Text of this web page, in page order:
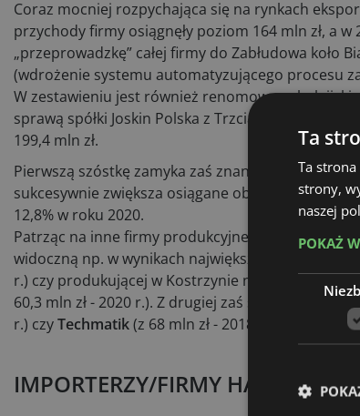
Coraz mocniej rozpychająca się na rynkach
przychody firmy osiągnęły poziom 164 mln zł, a w
„przeprowadzkę” całej firmy do Zabłudowa koło
(wdrożenie systemu automatyzującego procesu
W zestawieniu jest również renomowany
sprawą spółki Joskin Polska z Trzcianki w
199,4 mln zł.
Pierwszą szóstkę zamyka zaś znany producent
sukcesywnie zwiększa osiągane obroty - z 167
12,8% w roku 2020.
Patrząc na inne firmy produkcyjne plasujące się
widoczną np. w wynikach największego
r.) czy produkującej w Kostrzynie nad Odrą
60,3 mln zł - 2020 r.). Z drugiej zaś stabilne
r.) czyTechmatik(z 68 mln zł - 2018 r. do 100,9 mln
IMPORTERZY/FIRMY HANDLOWE
Ta
Ta
strony,
naszej
POKAŻ